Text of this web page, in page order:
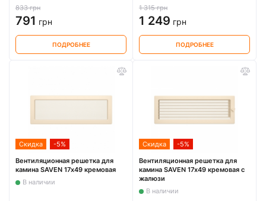
833 грн
791 грн
ПОДРОБНЕЕ
1 315 грн
1 249 грн
ПОДРОБНЕЕ
Скидка -5%
Вентиляционная решетка для
камина SAVEN 17х49 кремовая
В наличии
Скидка -5%
Вентиляционная решетка для
камина SAVEN 17х49 кремовая с
жалюзи
В наличии